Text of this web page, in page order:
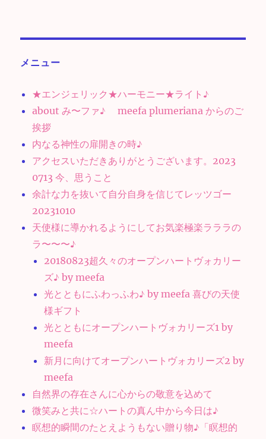
メニュー
★エンジェリック★ハーモニー★ライト♪
about み〜ファ♪ meefa plumeriana からのご
挨拶
内なる神性の扉開きの時♪
アクセスいただきありがとうございます。2023
0713 今、思うこと
余計な力を抜いて自分自身を信じてレッツゴー
20231010
天使様に導かれるようにしてお気楽極楽ラララの
ラ〜〜〜♪
20180823超久々のオープンハートヴォカリー
ズ♪ by meefa
光とともにふわっふわ♪ by meefa 喜びの天使
様ギフト
光とともにオープンハートヴォカリーズ1 by
meefa
新月に向けてオープンハートヴォカリーズ2 by
meefa
自然界の存在さんに心からの敬意を込めて
微笑みと共に☆ハートの真ん中から今日は♪
瞑想的瞬間のたとえようもない贈り物♪「瞑想的